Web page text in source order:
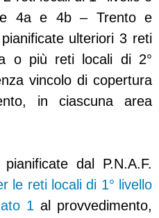
4a e 4b – Trento e
ulteriori 3 reti
o più reti locali di 2°
vincolo di copertura
in ciascuna area
dal P.N.A.F.
le reti locali di 1° livello
1 al provvedimento,